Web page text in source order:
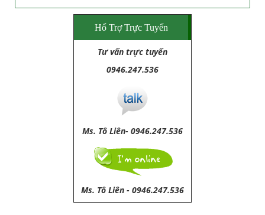
Hổ Trợ Trực Tuyến
Tư vấn trực tuyến
0946.247.536
Ms. Tô Liên- 0946.247.536
Ms. Tô Liên - 0946.247.536